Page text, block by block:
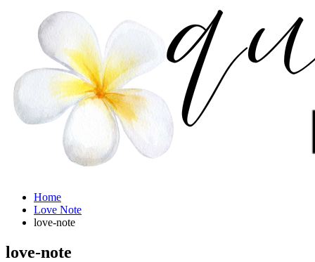
Home
Love Note
love-note
love-note